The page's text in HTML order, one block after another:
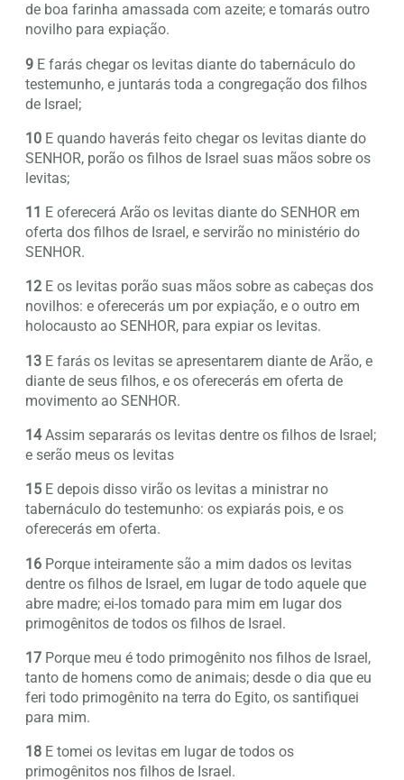
de boa farinha amassada com azeite; e tomarás outro
novilho para expiação.
9 E farás chegar os levitas diante do tabernáculo do
testemunho, e juntarás toda a congregação dos filhos
de Israel;
10 E quando haverás feito chegar os levitas diante do
SENHOR, porão os filhos de Israel suas mãos sobre os
levitas;
11 E oferecerá Arão os levitas diante do SENHOR em
oferta dos filhos de Israel, e servirão no ministério do
SENHOR.
12 E os levitas porão suas mãos sobre as cabeças dos
novilhos: e oferecerás um por expiação, e o outro em
holocausto ao SENHOR, para expiar os levitas.
13 E farás os levitas se apresentarem diante de Arão, e
diante de seus filhos, e os oferecerás em oferta de
movimento ao SENHOR.
14Assim separarás os levitas dentre os filhos de Israel;
e serão meus os levitas
15 E depois disso virão os levitas a ministrar no
tabernáculo do testemunho: os expiarás pois, e os
oferecerás em oferta.
16 Porque inteiramente são a mim dados os levitas
dentre os filhos de Israel, em lugar de todo aquele que
abre madre; ei-los tomado para mim em lugar dos
primogênitos de todos os filhos de Israel.
17 Porque meu é todo primogênito nos filhos de Israel,
tanto de homens como de animais; desde o dia que eu
feri todo primogênito na terra do Egito, os santifiquei
para mim.
18 E tomei os levitas em lugar de todos os
primogênitos nos filhos de Israel.